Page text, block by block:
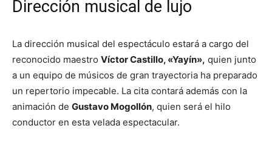
Dirección musical de lujo
La dirección musical del espectáculo estará a cargo del
reconocido maestro Víctor Castillo, «Yayín», quien junto
a un equipo de músicos de gran trayectoria ha preparado
un repertorio impecable. La cita contará además con la
animación de Gustavo Mogollón, quien será el hilo
conductor en esta velada espectacular.